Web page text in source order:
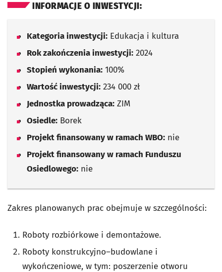
INFORMACJE O INWESTYCJI:
Kategoria inwestycji: Edukacja i kultura
Rok zakończenia inwestycji: 2024
Stopień wykonania: 100%
Wartość inwestycji: 234 000 zł
Jednostka prowadząca: ZIM
Osiedle: Borek
Projekt finansowany w ramach WBO: nie
Projekt finansowany w ramach Funduszu
Osiedlowego: nie
Zakres planowanych prac obejmuje w szczególności:
Roboty rozbiórkowe i demontażowe.
Roboty konstrukcyjno–budowlane i
wykończeniowe, w tym: poszerzenie otworu